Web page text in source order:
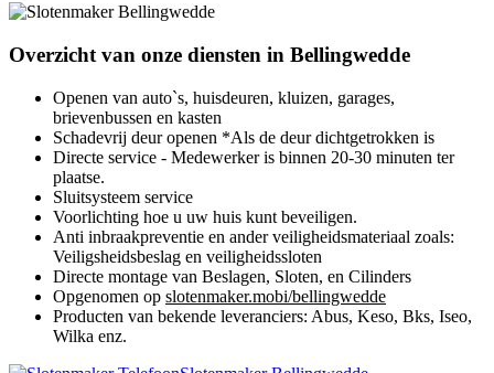
Overzicht van onze diensten in Bellingwedde
Openen van auto`s, huisdeuren, kluizen, garages,
brievenbussen en kasten
Schadevrij deur openen *Als de deur dichtgetrokken is
Directe service - Medewerker is binnen 20-30 minuten ter
plaatse.
Sluitsysteem service
Voorlichting hoe u uw huis kunt beveiligen.
Anti inbraakpreventie en ander veiligheidsmateriaal zoals:
Veiligsheidsbeslag en veiligheidssloten
Directe montage van Beslagen, Sloten, en Cilinders
Opgenomen op slotenmaker.mobi/bellingwedde
Producten van bekende leveranciers: Abus, Keso, Bks, Iseo,
Wilka enz.